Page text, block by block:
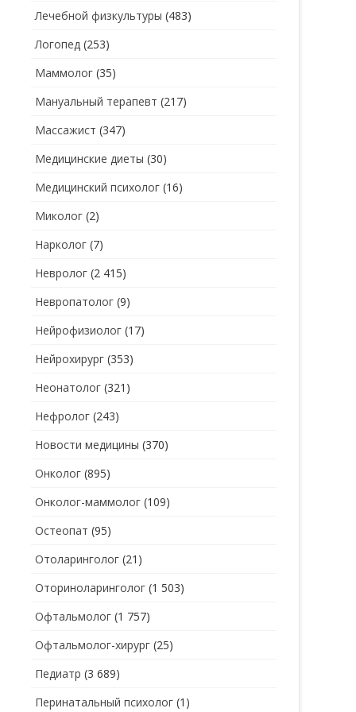
Лечебной физкультуры (483)
Логопед (253)
Маммолог (35)
Мануальный терапевт (217)
Массажист (347)
Медицинские диеты (30)
Медицинский психолог (16)
Миколог (2)
Нарколог (7)
Невролог (2 415)
Невропатолог (9)
Нейрофизиолог (17)
Нейрохирург (353)
Неонатолог (321)
Нефролог (243)
Новости медицины (370)
Онколог (895)
Онколог-маммолог (109)
Остеопат (95)
Отоларинголог (21)
Оториноларинголог (1 503)
Офтальмолог (1 757)
Офтальмолог-хирург (25)
Педиатр (3 689)
Перинатальный психолог (1)